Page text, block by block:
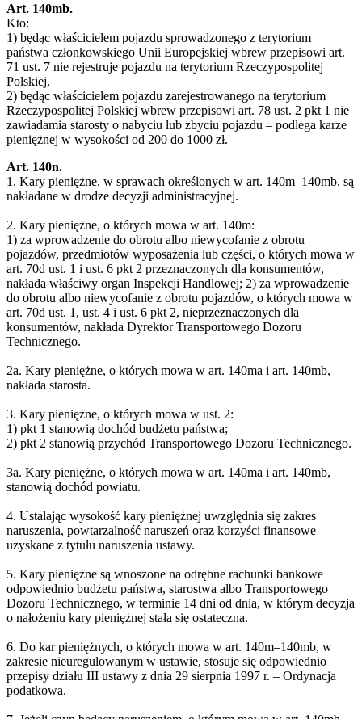
Art. 140mb.
Kto:
1) będąc właścicielem pojazdu sprowadzonego z terytorium
państwa członkowskiego Unii Europejskiej wbrew przepisowi art.
71 ust. 7 nie rejestruje pojazdu na terytorium Rzeczypospolitej
Polskiej,
2) będąc właścicielem pojazdu zarejestrowanego na terytorium
Rzeczypospolitej Polskiej wbrew przepisowi art. 78 ust. 2 pkt 1 nie
zawiadamia starosty o nabyciu lub zbyciu pojazdu – podlega karze
pieniężnej w wysokości od 200 do 1000 zł.
Art. 140n.
1. Kary pieniężne, w sprawach określonych w art. 140m–140mb, są
nakładane w drodze decyzji administracyjnej.
2. Kary pieniężne, o których mowa w art. 140m:
1) za wprowadzenie do obrotu albo niewycofanie z obrotu
pojazdów, przedmiotów wyposażenia lub części, o których mowa w
art. 70d ust. 1 i ust. 6 pkt 2 przeznaczonych dla konsumentów,
nakłada właściwy organ Inspekcji Handlowej; 2) za wprowadzenie
do obrotu albo niewycofanie z obrotu pojazdów, o których mowa w
art. 70d ust. 1, ust. 4 i ust. 6 pkt 2, nieprzeznaczonych dla
konsumentów, nakłada Dyrektor Transportowego Dozoru
Technicznego.
2a. Kary pieniężne, o których mowa w art. 140ma i art. 140mb,
nakłada starosta.
3. Kary pieniężne, o których mowa w ust. 2:
1) pkt 1 stanowią dochód budżetu państwa;
2) pkt 2 stanowią przychód Transportowego Dozoru Technicznego.
3a. Kary pieniężne, o których mowa w art. 140ma i art. 140mb,
stanowią dochód powiatu.
4. Ustalając wysokość kary pieniężnej uwzględnia się zakres
naruszenia, powtarzalność naruszeń oraz korzyści finansowe
uzyskane z tytułu naruszenia ustawy.
5. Kary pieniężne są wnoszone na odrębne rachunki bankowe
odpowiednio budżetu państwa, starostwa albo Transportowego
Dozoru Technicznego, w terminie 14 dni od dnia, w którym decyzja
o nałożeniu kary pieniężnej stała się ostateczna.
6. Do kar pieniężnych, o których mowa w art. 140m–140mb, w
zakresie nieuregulowanym w ustawie, stosuje się odpowiednio
przepisy działu III ustawy z dnia 29 sierpnia 1997 r. – Ordynacja
podatkowa.